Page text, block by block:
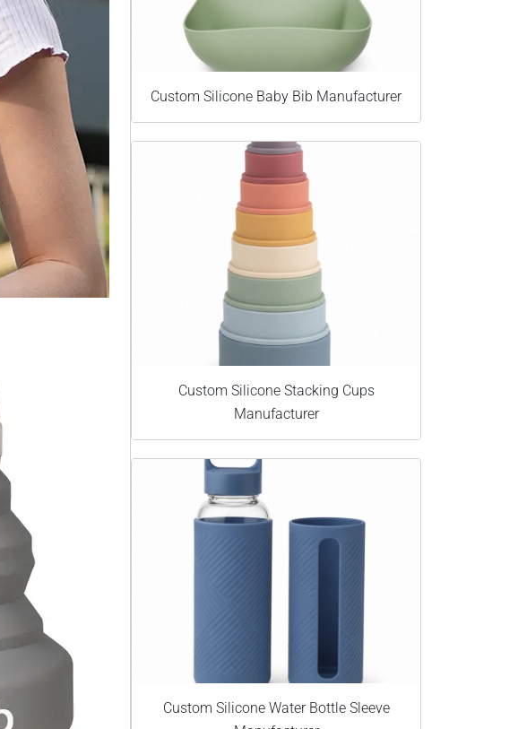
Custom Silicone Baby Bib Manufacturer
Custom Silicone Stacking Cups
Manufacturer
Custom Silicone Water Bottle Sleeve